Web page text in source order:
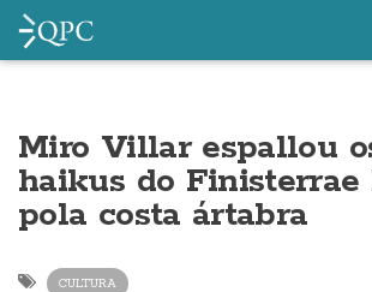
Miro Villar espallou
haikus do Finisterrae
pola costa ártabra
CULTURA